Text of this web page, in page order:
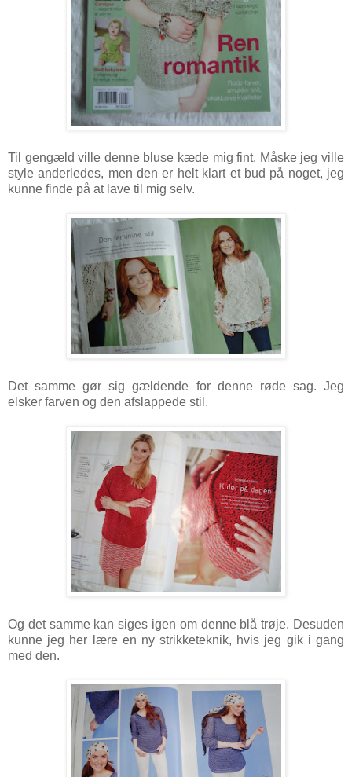
Til gengæld ville denne bluse kæde mig fint. Måske jeg ville
style anderledes, men den er helt klart et bud på noget, jeg
kunne finde på at lave til mig selv.
Det samme gør sig gældende for denne røde sag. Jeg
elsker farven og den afslappede stil.
Og det samme kan siges igen om denne blå trøje. Desuden
kunne jeg her lære en ny strikketeknik, hvis jeg gik i gang
med den.